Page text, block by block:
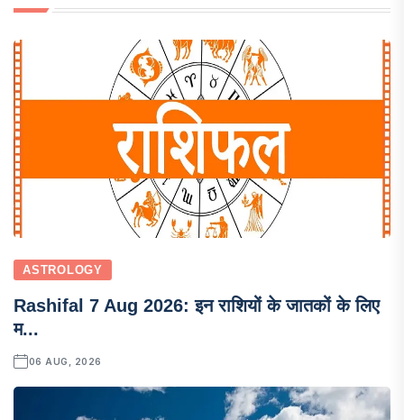
ASTROLOGY
Rashifal 7 Aug 2026: इन राशियों के जातकों के लिए
म...
06 AUG, 2026